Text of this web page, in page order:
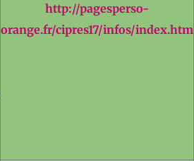
http://pagesperso-
orange.fr/cipres17/infos/index.htm